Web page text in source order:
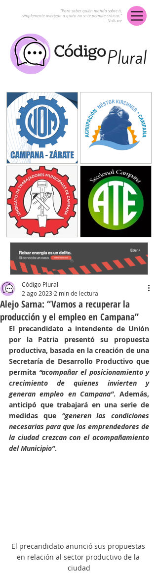
“Para saber quién manda sobre ti,
simplemente averigua a quién no se te permite criticar.”
― Voltaire
Alejo Sarna: “Vamos a recuperar la
producción y el empleo en Campana”
Código Plural
2 ago 2023 2 min de lectura
El precandidato a intendente de Unión
por la Patria presentó su propuesta
productiva, basada en la creación de una
Secretaría de Desarrollo Productivo que
permita “acompañar el posicionamiento y
crecimiento de quienes invierten y
generan empleo en Campana”. Además,
anticipó que trabajará en una serie de
medidas que “generen las condiciones
necesarias para que los emprendedores de
la ciudad crezcan con el acompañamiento
del Municipio”.
El precandidato anunció sus propuestas
en relación al sector productivo de la
ciudad